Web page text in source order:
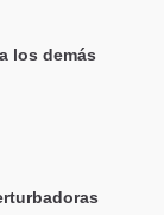
los demás